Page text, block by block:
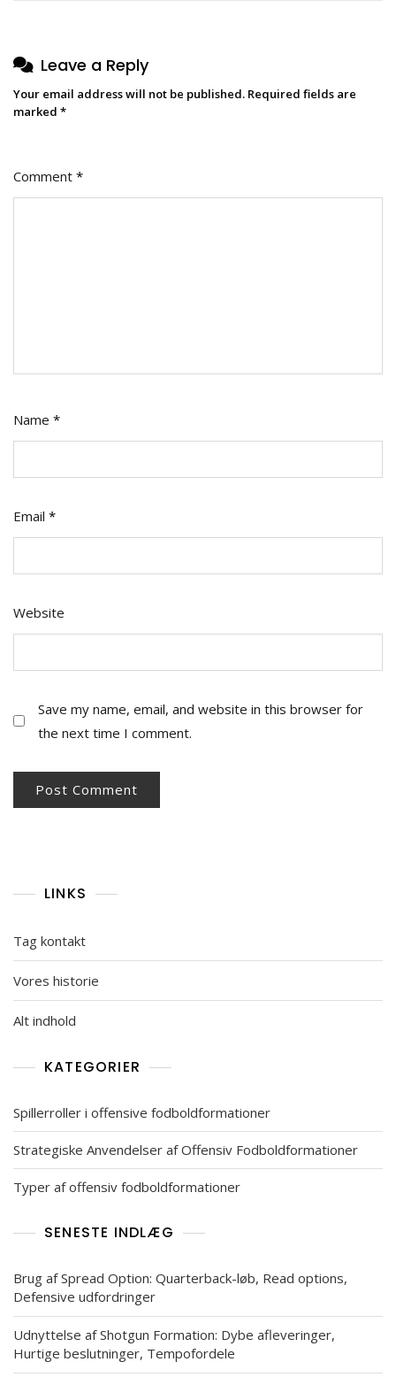
Leave a Reply
Your email address will not be published. Required fields are
marked *
Comment *
Name *
Email *
Website
Save my name, email, and website in this browser for
the next time I comment.
LINKS
Tag kontakt
Vores historie
Alt indhold
KATEGORIER
Spillerroller i offensive fodboldformationer
Strategiske Anvendelser af Offensiv Fodboldformationer
Typer af offensiv fodboldformationer
SENESTE INDLÆG
Brug af Spread Option: Quarterback-løb, Read options,
Defensive udfordringer
Udnyttelse af Shotgun Formation: Dybe afleveringer,
Hurtige beslutninger, Tempofordele